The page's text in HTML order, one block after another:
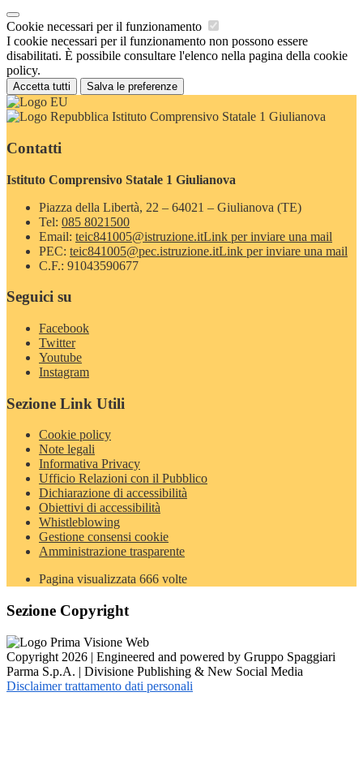
Cookie necessari per il funzionamento
I cookie necessari per il funzionamento non possono essere
disabilitati. È possibile consultare l'elenco nella pagina della cookie
policy.
Accetta tutti Salva le preferenze
Istituto Comprensivo Statale 1 Giulianova
Contatti
Istituto Comprensivo Statale 1 Giulianova
Piazza della Libertà, 22 – 64021 – Giulianova (TE)
Tel: 085 8021500
Email: teic841005@istruzione.itLink per inviare una mail
PEC: teic841005@pec.istruzione.itLink per inviare una mail
C.F.: 91043590677
Seguici su
Facebook
Twitter
Youtube
Instagram
Sezione Link Utili
Cookie policy
Note legali
Informativa Privacy
Ufficio Relazioni con il Pubblico
Dichiarazione di accessibilità
Obiettivi di accessibilità
Whistleblowing
Gestione consensi cookie
Amministrazione trasparente
Pagina visualizzata 666 volte
Sezione Copyright
Copyright 2026 | Engineered and powered by Gruppo Spaggiari
Parma S.p.A. | Divisione Publishing & New Social Media
Disclaimer trattamento dati personali